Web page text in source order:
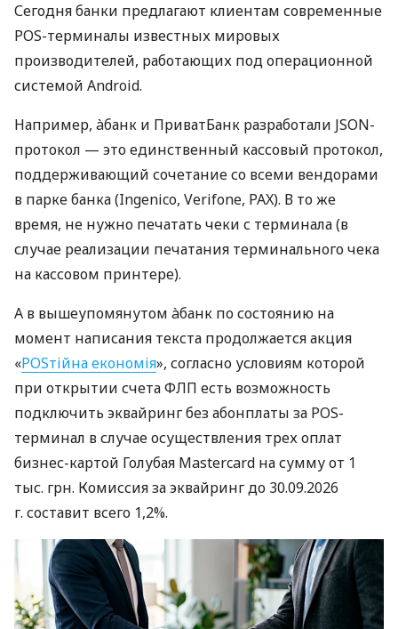
Сегодня банки предлагают клиентам современные
POS-терминалы известных мировых
производителей, работающих под операционной
системой Android.
Например, àбанк и ПриватБанк разработали JSON-
протокол — это единственный кассовый протокол,
поддерживающий сочетание со всеми вендорами
в парке банка (Ingenico, Verifone, PAX). В то же
время, не нужно печатать чеки с терминала (в
случае реализации печатания терминального чека
на кассовом принтере).
А в вышеупомянутом àбанк по состоянию на
момент написания текста продолжается акция
«POSтійна економія», согласно условиям которой
при открытии счета ФЛП есть возможность
подключить эквайринг без абонплаты за POS-
терминал в случае осуществления трех оплат
бизнес-картой Голубая Mastercard на сумму от 1
тыс. грн. Комиссия за эквайринг до 30.09.2026
г. составит всего 1,2%.